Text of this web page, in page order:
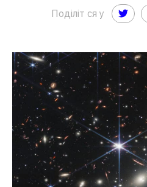
Поділіт ся у